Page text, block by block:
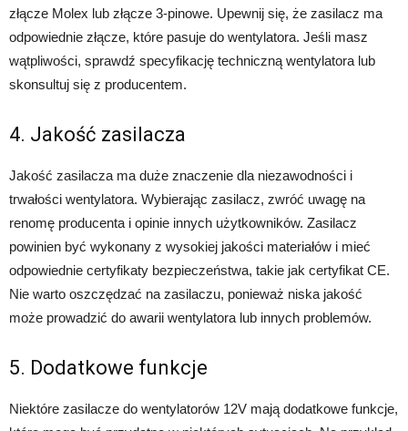
złącze Molex lub złącze 3-pinowe. Upewnij się, że zasilacz ma
odpowiednie złącze, które pasuje do wentylatora. Jeśli masz
wątpliwości, sprawdź specyfikację techniczną wentylatora lub
skonsultuj się z producentem.
4. Jakość zasilacza
Jakość zasilacza ma duże znaczenie dla niezawodności i
trwałości wentylatora. Wybierając zasilacz, zwróć uwagę na
renomę producenta i opinie innych użytkowników. Zasilacz
powinien być wykonany z wysokiej jakości materiałów i mieć
odpowiednie certyfikaty bezpieczeństwa, takie jak certyfikat CE.
Nie warto oszczędzać na zasilaczu, ponieważ niska jakość
może prowadzić do awarii wentylatora lub innych problemów.
5. Dodatkowe funkcje
Niektóre zasilacze do wentylatorów 12V mają dodatkowe funkcje,